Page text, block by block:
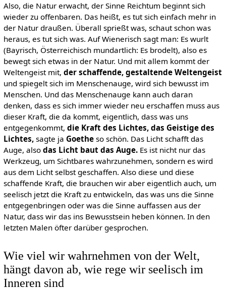
Also, die Natur erwacht, der Sinne Reichtum beginnt sich
wieder zu offenbaren. Das heißt, es tut sich einfach mehr in
der Natur draußen. Überall sprießt was, schaut schon was
heraus, es tut sich was. Auf Wienerisch sagt man: Es wurlt
(Bayrisch, Österreichisch mundartlich: Es brodelt), also es
bewegt sich etwas in der Natur. Und mit allem kommt der
Weltengeist mit, der schaffende, gestaltende Weltengeist
und spiegelt sich im Menschenauge, wird sich bewusst im
Menschen. Und das Menschenauge kann auch daran
denken, dass es sich immer wieder neu erschaffen muss aus
dieser Kraft, die da kommt, eigentlich, dass was uns
entgegenkommt, die Kraft des Lichtes, das Geistige des
Lichtes,sagte ja Goetheso schön. Das Licht schafft das
Auge, also das Licht baut das Auge.Es ist nicht nur das
Werkzeug, um Sichtbares wahrzunehmen, sondern es wird
aus dem Licht selbst geschaffen. Also diese und diese
schaffende Kraft, die brauchen wir aber eigentlich auch, um
seelisch jetzt die Kraft zu entwickeln, das was uns die Sinne
entgegenbringen oder was die Sinne auffassen aus der
Natur, dass wir das ins Bewusstsein heben können. In den
letzten Malen öfter darüber gesprochen.
Wie viel wir wahrnehmen von der Welt,
hängt davon ab, wie rege wir seelisch im
Inneren sind